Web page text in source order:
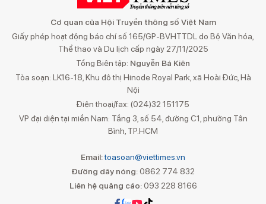
Cơ quan của Hội Truyền thông số Việt Nam
Giấy phép hoạt động báo chí số 165/GP-BVHTTDL do Bộ Văn hóa,
Thể thao và Du lịch cấp ngày 27/11/2025
Tổng Biên tập: Nguyễn Bá Kiên
Tòa soạn: LK16-18, Khu đô thị Hinode Royal Park, xã Hoài Đức, Hà
Nội
Điện thoại/fax: (024)32 151175
VP đại diện tại miền Nam: Tầng 3, số 54, đường C1, phường Tân
Bình, TP.HCM
Email:toasoan@viettimes.vn
Đường dây nóng: 0862 774 832
Liên hệ quảng cáo:093 228 8166